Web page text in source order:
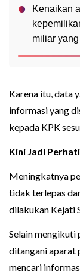
Kenaikan
miliar
Karena itu, data
informasi yang
kepada KPK
Kini Jadi
Meningkatnya
tidak terlepas
dilakukan Kejati
Selain mengikuti
ditangani aparat
mencari